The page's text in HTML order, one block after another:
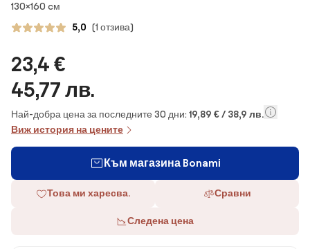
Размери
130×160 cм
5,0 (1 отзива)
23,4 €
45,77 лв.
Най-добра цена за последните 30 дни: 19,89 € / 38,9 лв.
Виж история на цените
Към магазина Bonami
Това ми харесва. Сравни
Следена цена